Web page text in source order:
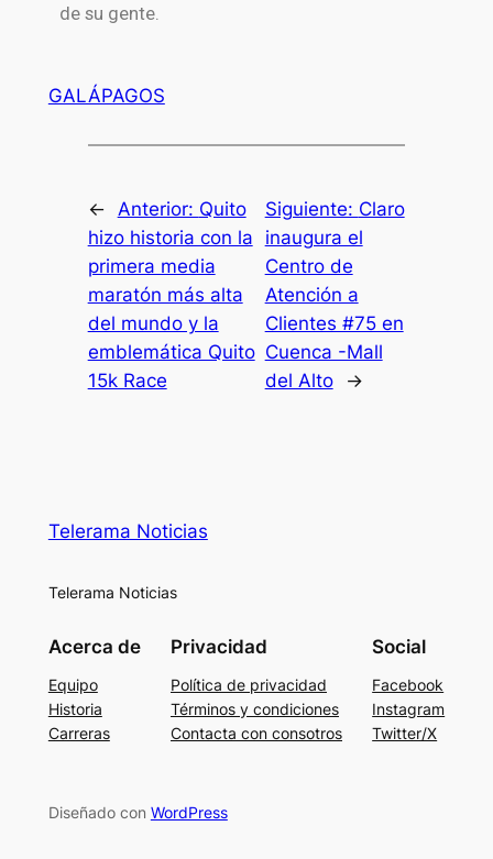
de su gente.
GALÁPAGOS
← Anterior: Quito
hizo historia con la
primera media
maratón más alta
del mundo y la
emblemática Quito
15k Race
Siguiente: Claro
inaugura el
Centro de
Atención a
Clientes #75 en
Cuenca -Mall
del Alto
→
Telerama Noticias
Telerama Noticias
Acerca de
Equipo
Historia
Carreras
Privacidad
Política de privacidad
Términos y condiciones
Contacta con consotros
Social
Facebook
Instagram
Twitter/X
Diseñado con WordPress